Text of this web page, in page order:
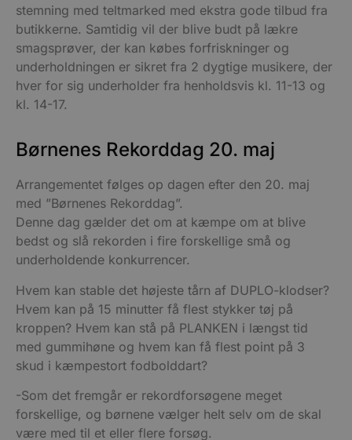
stemning med teltmarked med ekstra gode tilbud fra
butikkerne. Samtidig vil der blive budt på lækre
smagsprøver, der kan købes forfriskninger og
underholdningen er sikret fra 2 dygtige musikere, der
hver for sig underholder fra henholdsvis kl. 11-13 og
kl. 14-17.
Børnenes Rekorddag 20. maj
Arrangementet følges op dagen efter den 20. maj
med ”Børnenes Rekorddag”.
Denne dag gælder det om at kæmpe om at blive
bedst og slå rekorden i fire forskellige små og
underholdende konkurrencer.
Hvem kan stable det højeste tårn af DUPLO-klodser?
Hvem kan på 15 minutter få flest stykker tøj på
kroppen? Hvem kan stå på PLANKEN i længst tid
med gummihøne og hvem kan få flest point på 3
skud i kæmpestort fodbolddart?
-Som det fremgår er rekordforsøgene meget
forskellige, og børnene vælger helt selv om de skal
være med til et eller flere forsøg.